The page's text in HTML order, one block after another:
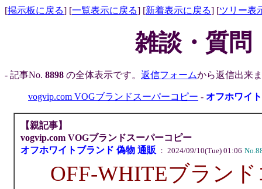
[掲示板に戻る] [一覧表示に戻る] [新着表示に戻る] [ツリー表
雑談・質問
- 記事No. 8898 の全体表示です。 返信フォームから返信出来
vogvip.com VOGブランドスーパーコピー - オフホワイ
【親記事】
vogvip.com VOGブランドスーパーコピー
オフホワイトブランド 偽物 通販 ： 2024/09/10(Tue) 01:06
OFF-WHITEブランド